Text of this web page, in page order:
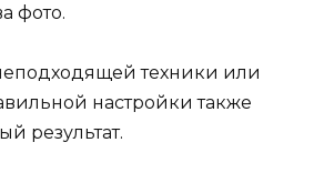
фото.
техники или
настройки также
результат.